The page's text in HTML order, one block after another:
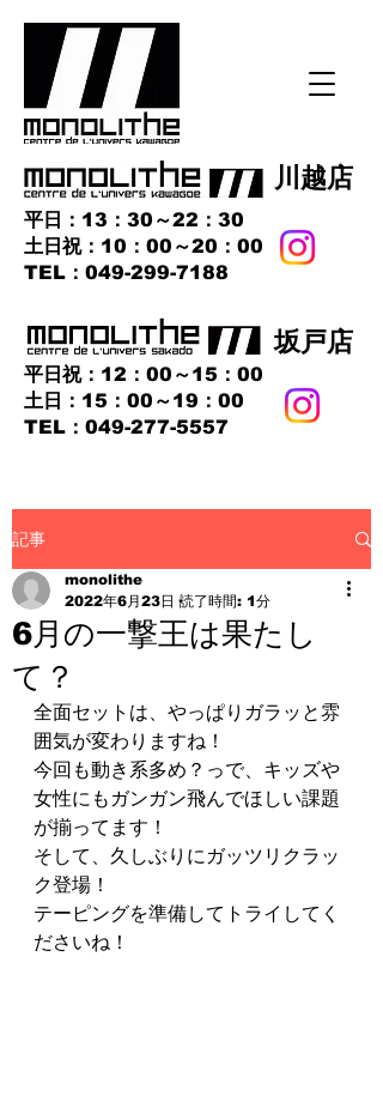
​川越店
平日：13：30～22：30
土日祝：10：00～20：00
​TEL：049-299-7188
​坂戸店
平日祝：12：00～15：00
土日：15：00～19：00
TEL：049-277-5557
記事
6月の一撃王は果たし
て？
monolithe
2022年6月23日 読了時間: 1分
全面セットは、やっぱりガラッと雰
囲気が変わりますね！
今回も動き系多め？っで、キッズや
女性にもガンガン飛んでほしい課題
が揃ってます！
そして、久しぶりにガッツリクラッ
ク登場！
テーピングを準備してトライしてく
ださいね！